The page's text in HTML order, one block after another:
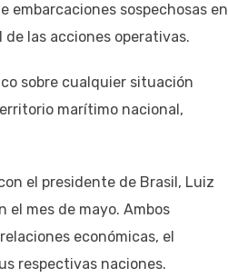
embarcaciones sospechosas en
las acciones operativas.
sobre cualquier situación
marítimo nacional,
el presidente de Brasil, Luiz
el mes de mayo. Ambos
económicas, el
respectivas naciones.